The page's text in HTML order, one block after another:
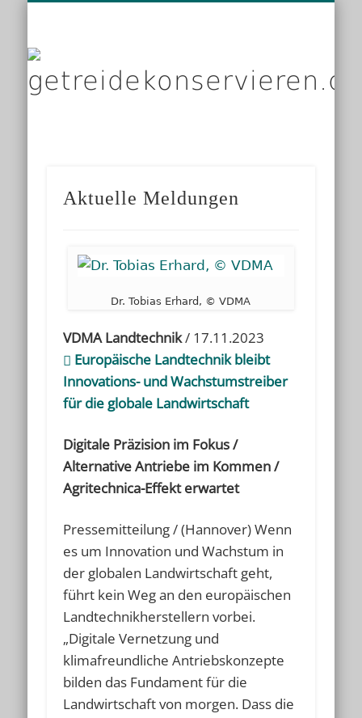
Aktuelle Meldungen
Dr. Tobias Erhard, © VDMA
VDMA Landtechnik/ 17.11.2023
Europäische Landtechnik bleibt
Innovations- und Wachstumstreiber
für die globale Landwirtschaft
Digitale Präzision im Fokus /
Alternative Antriebe im Kommen /
Agritechnica-Effekt erwartet
Pressemitteilung / (Hannover) Wenn
es um Innovation und Wachstum in
der globalen Landwirtschaft geht,
führt kein Weg an den europäischen
Landtechnikherstellern vorbei.
„Digitale Vernetzung und
klimafreundliche Antriebskonzepte
bilden das Fundament für die
Landwirtschaft von morgen. Dass die